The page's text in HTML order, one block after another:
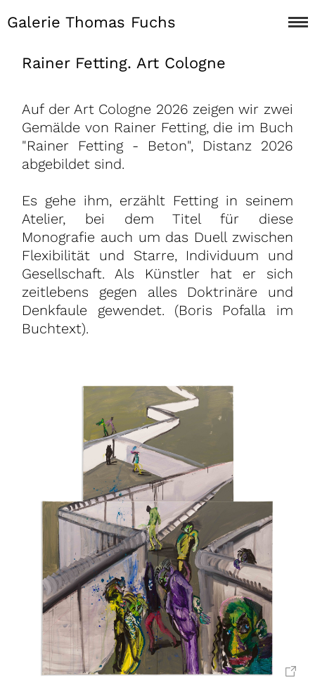
Galerie Thomas Fuchs
Rainer Fetting. Art Cologne
Auf der Art Cologne 2026 zeigen wir zwei
Gemälde von Rainer Fetting, die im Buch
"Rainer Fetting - Beton", Distanz 2026
abgebildet sind.
Es gehe ihm, erzählt Fetting in seinem
Atelier, bei dem Titel für diese
Monografie auch um das Duell zwischen
Flexibilität und Starre, Individuum und
Gesellschaft. Als Künstler hat er sich
zeitlebens gegen alles Doktrinäre und
Denkfaule gewendet. (Boris Pofalla im
Buchtext).